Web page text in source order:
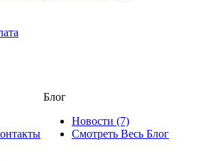
Блог
Новости (7)
Смотреть Весь Блог